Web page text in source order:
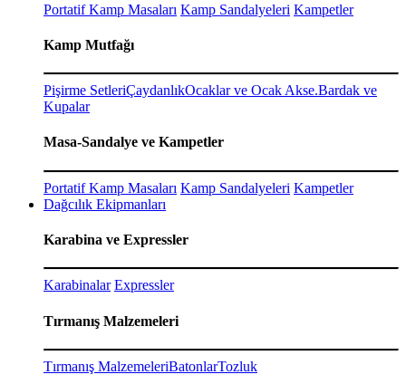
Portatif Kamp Masaları Kamp Sandalyeleri Kampetler
Kamp Mutfağı
Pişirme SetleriÇaydanlıkOcaklar ve Ocak Akse.Bardak ve
Kupalar
Masa-Sandalye ve Kampetler
Portatif Kamp Masaları Kamp Sandalyeleri Kampetler
Dağcılık Ekipmanları
Karabina ve Expressler
Karabinalar Expressler
Tırmanış Malzemeleri
Tırmanış MalzemeleriBatonlarTozluk